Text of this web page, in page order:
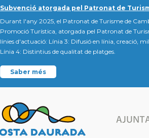
Subvenció atorgada pel Patronat de
Durant l'any 2025, el Patronat de Turisme de
Promoció Turística, atorgada pel Patronat de
línies d'actuació: Línia 3: Difusió en línia, creació,
Línia 4: Distintius de qualitat de platges.
Saber més